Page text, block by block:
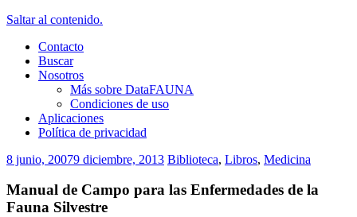
Saltar al contenido.
Contacto
Buscar
Nosotros
Más sobre DataFAUNA
Condiciones de uso
Aplicaciones
Política de privacidad
8 junio, 20079 diciembre, 2013 Biblioteca, Libros, Medicina
Manual de Campo para las Enfermedades de la
Fauna Silvestre